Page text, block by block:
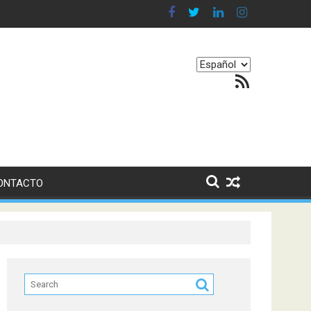
nuestro equilibrio emocional
Elegir
Feed RSS